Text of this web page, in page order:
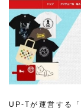
UP-Tが運営する「